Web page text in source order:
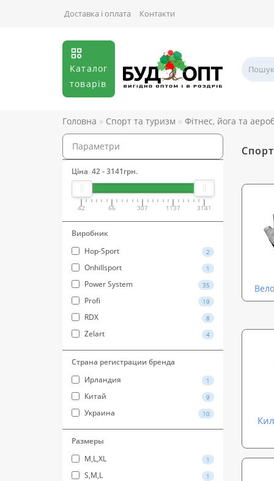
Доставка і оплата Контакти
Каталог
товарів
Головна Спорт та туризм Фітнес, йога та
Параметри
Ціна 42-3141грн.
42 66 307 1137 3141
Виробник
Hop-Sport
2
Onhillsport 1
Power System 35
Profi 19
RDX 8
Zelart 4
Страна регистрации бренда
Ирландия
1
Китай 9
Украина 10
Размеры
M,L,XL
1
S,M,L 1